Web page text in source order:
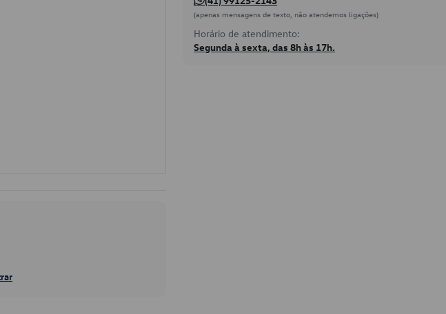
(apenas mensagens de texto, não atendemos ligações)
Horário de atendimento:
Segunda à sexta, das 8h às 17h.